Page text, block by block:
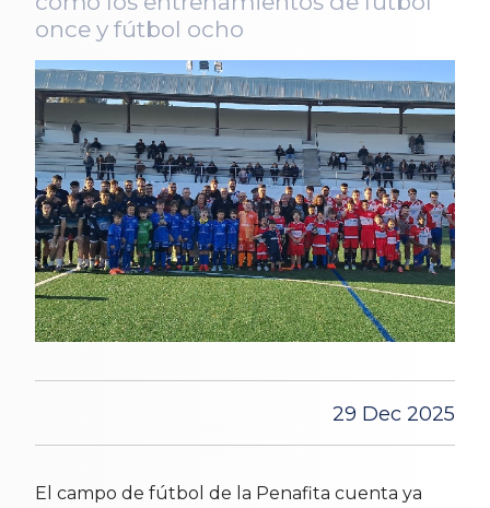
once y fútbol ocho
29 Dec 2025
El campo de fútbol de la Penafita cuenta ya